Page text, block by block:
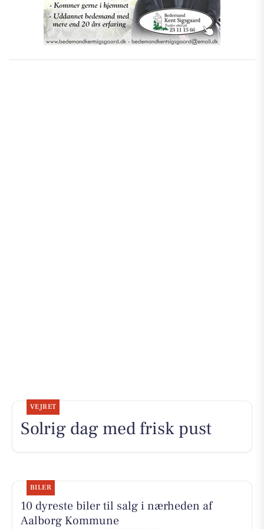
VEJRET
Solrig dag med frisk pust
BILER
10 dyreste biler til salg i nærheden af
Aalborg Kommune